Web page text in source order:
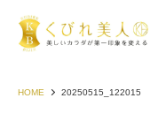
HOME 20250515_122015